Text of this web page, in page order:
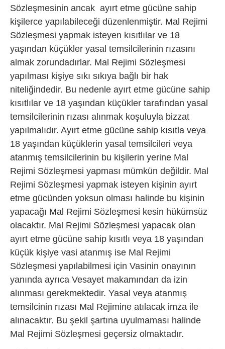
Sözleşmesinin ancak ayırt etme gücüne sahip
kişilerce yapılabileceği düzenlenmiştir. Mal Rejimi
Sözleşmesi yapmak isteyen kısıtlılar ve 18
yaşından küçükler yasal temsilcilerinin rızasını
almak zorundadırlar. Mal Rejimi Sözleşmesi
yapılması kişiye sıkı sıkıya bağlı bir hak
niteliğindedir. Bu nedenle ayırt etme gücüne sahip
kısıtlılar ve 18 yaşından küçükler tarafından yasal
temsilcilerinin rızası alınmak koşuluyla bizzat
yapılmalıdır. Ayırt etme gücüne sahip kısıtla veya
18 yaşından küçüklerin yasal temsilcileri veya
atanmış temsilcilerinin bu kişilerin yerine Mal
Rejimi Sözleşmesi yapması mümkün değildir. Mal
Rejimi Sözleşmesi yapmak isteyen kişinin ayırt
etme gücünden yoksun olması halinde bu kişinin
yapacağı Mal Rejimi Sözleşmesi kesin hükümsüz
olacaktır. Mal Rejimi Sözleşmesi yapacak olan
ayırt etme gücüne sahip kısıtlı veya 18 yaşından
küçük kişiye vasi atanmış ise Mal Rejimi
Sözleşmesi yapılabilmesi için Vasinin onayının
yanında ayrıca Vesayet makamından da izin
alınması gerekmektedir. Yasal veya atanmış
temsilcinin rızası Mal Rejimine atılacak imza ile
alınacaktır. Bu şekil şartına uyulmaması halinde
Mal Rejimi Sözleşmesi geçersiz olmaktadır.